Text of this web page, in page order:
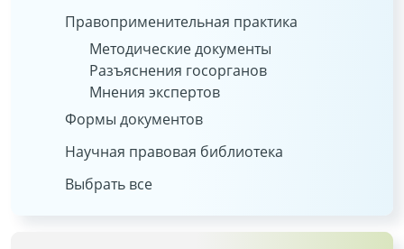
Правоприменительная практика
Методические документы
Разъяснения госорганов
Мнения экспертов
Формы документов
Научная правовая библиотека
Выбрать все